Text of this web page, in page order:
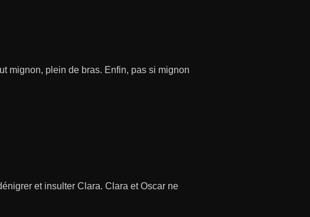
mignon, plein de bras. Enfin, pas si mignon
et insulter Clara. Clara et Oscar ne